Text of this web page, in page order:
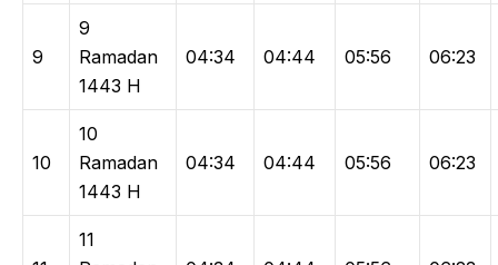
9
9
Ramadan
1443 H
04:34 04:44 05:56 06:23
10
10
Ramadan
1443 H
04:34 04:44 05:56 06:23
11